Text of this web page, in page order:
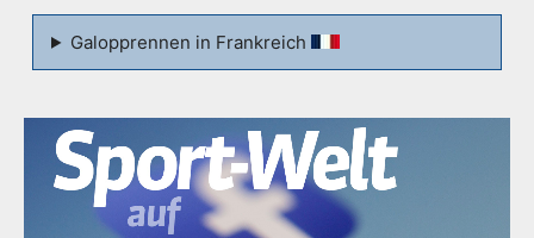
Galopprennen in Frankreich